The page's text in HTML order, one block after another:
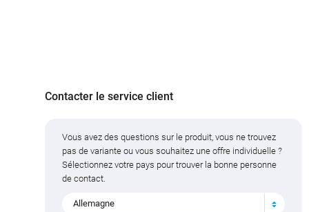
Contacter le service client
Vous avez des questions sur le produit, vous ne trouvez
pas de variante ou vous souhaitez une offre individuelle ?
Sélectionnez votre pays pour trouver la bonne personne
de contact.
Allemagne